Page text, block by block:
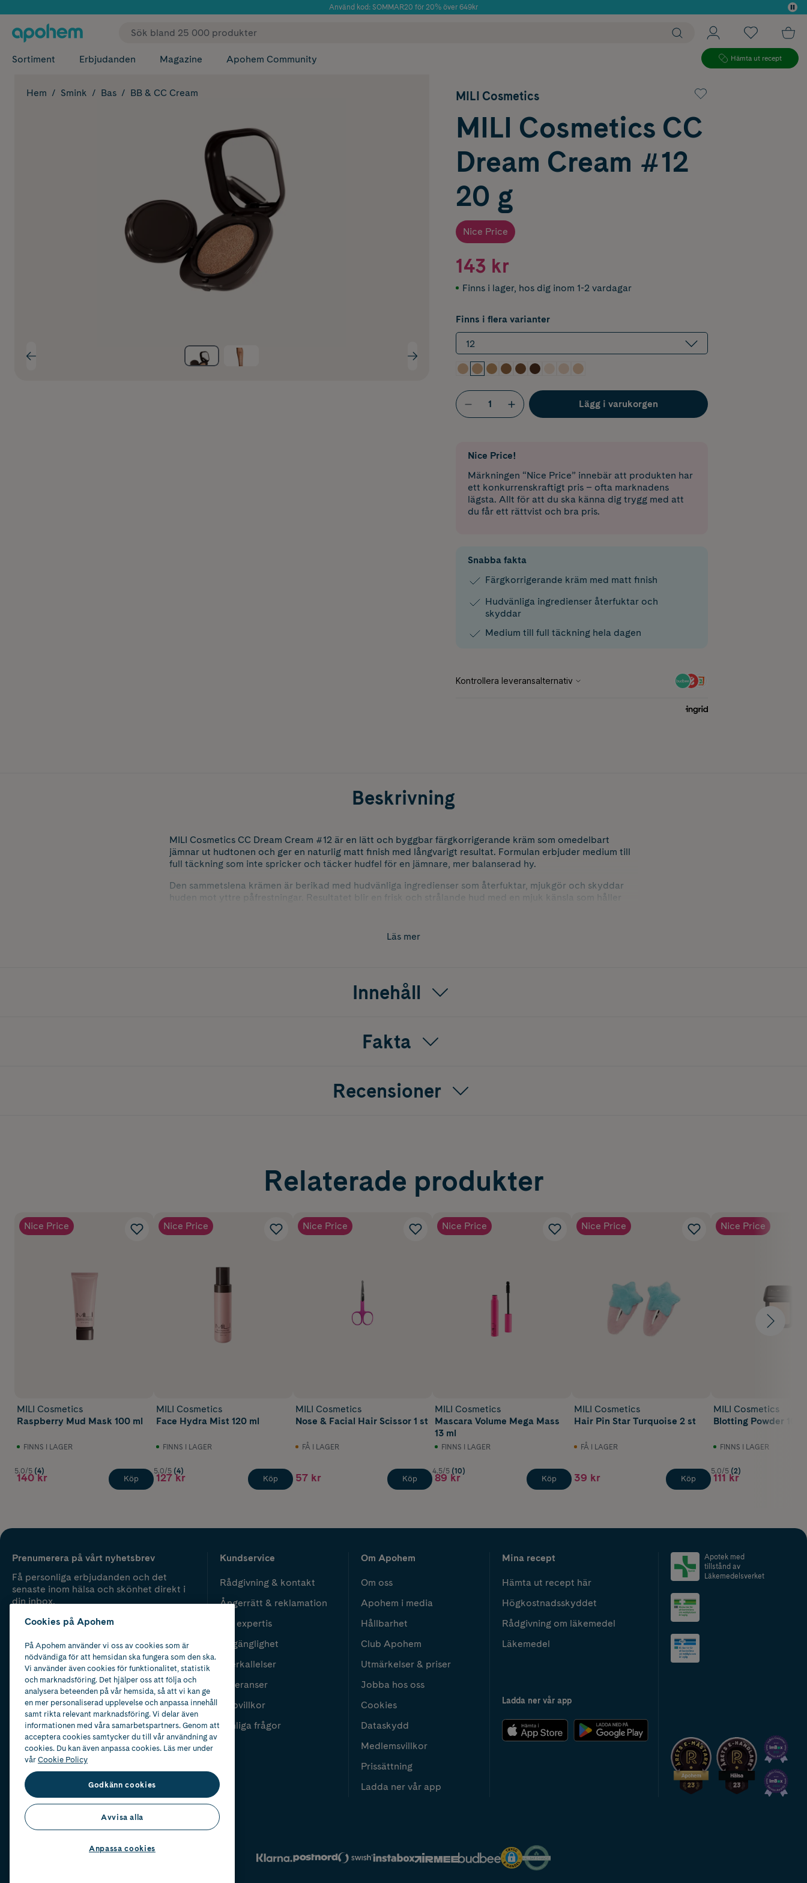
Använd kod: SOMMAR20 för 20% över 649kr
Sortiment Erbjudanden Magazine Apohem Community Hämta ut recept
Hem Smink Bas BB & CC Cream MILI Cosmetics
MILI Cosmetics CC
Dream Cream #12
20 g
Nice Price
143 kr
Finns i lager, hos dig inom 1-2 vardagar
Finns i flera varianter
12
Lägg i varukorgen
Nice Price!
Märkningen “Nice Price” innebär att produkten har
ett konkurrenskraftigt pris – ofta marknadens
lägsta. Allt för att du ska känna dig trygg med att
du får ett rättvist och bra pris.
Snabba fakta
Färgkorrigerande kräm med matt finish
Hudvänliga ingredienser återfuktar och
skyddar
Medium till full täckning hela dagen
Beskrivning
MILI Cosmetics CC Dream Cream #12 är en lätt och byggbar färgkorrigerande kräm som omedelbart
jämnar ut hudtonen och ger en naturlig matt finish med långvarigt resultat. Formulan erbjuder medium till
full täckning som inte spricker och täcker hudfel för en jämnare, mer balanserad hy.
Den sammetslena krämen är berikad med hudvänliga ingredienser som återfuktar, mjukgör och skyddar
huden mot yttre påfrestningar. Resultatet blir en frisk och strålande hud med en mjuk känsla som håller
MILI Cosmetics CC Dream Cream #12 kan användas som bas i hela ansiktet eller för snabba touch ups
under dagen. Passar alla hudtyper och är enkel att applicera för en jämn och professionell finish.
Läs mer
Innehåll
Fakta
Recensioner
Relaterade produkter
Nice Price
MILI Cosmetics
Raspberry Mud Mask 100 ml
FINNS I LAGER
5.0/5 (4)
140 kr Köp
Nice Price
MILI Cosmetics
Face Hydra Mist 120 ml
FINNS I LAGER
5.0/5 (4)
127 kr Köp
Nice Price
MILI Cosmetics
Nose & Facial Hair Scissor 1 st
FÅ I LAGER
57 kr Köp
Nice Price
MILI Cosmetics
Mascara Volume Mega Mass
13 ml
FINNS I LAGER
4.5/5 (10)
89 kr Köp
Nice Price
MILI Cosmetics
Hair Pin Star Turquoise 2 st
FÅ I LAGER
39 kr Köp
Nice Price
MILI Cosmetics
Blotting Powder 10 g
FINNS I LAGER
5.0/5 (2)
111 kr
Prenumerera på vårt nyhetsbrev
Få personliga erbjudanden och det
senaste inom hälsa och skönhet direkt i
din inbox.
Kundservice
Rådgivning & kontakt
Ångerrätt & reklamation
Vår expertis
Tillgänglighet
Återkallelser
Leveranser
Köpvillkor
Vanliga frågor
Om Apohem
Om oss
Apohem i media
Hållbarhet
Club Apohem
Utmärkelser & priser
Jobba hos oss
Cookies
Dataskydd
Medlemsvillkor
Prissättning
Ladda ner vår app
Mina recept
Hämta ut recept här
Högkostnadsskyddet
Rådgivning om läkemedel
Läkemedel
Ladda ner vår app
Apotek med
tillstånd av
Läkemedelsverket
2024
Cookies på Apohem
På Apohem använder vi oss av cookies som är
nödvändiga för att hemsidan ska fungera som den ska.
Vi använder även cookies för funktionalitet, statistik
och marknadsföring. Det hjälper oss att följa och
analysera beteenden på vår hemsida, så att vi kan ge
en mer personaliserad upplevelse och anpassa innehåll
samt rikta relevant marknadsföring. Vi delar även
informationen med våra samarbetspartners. Genom att
acceptera cookies samtycker du till vår användning av
cookies. Du kan även anpassa cookies. Läs mer under
vårCookie Policy
Godkänn cookies
Avvisa alla
Anpassa cookies